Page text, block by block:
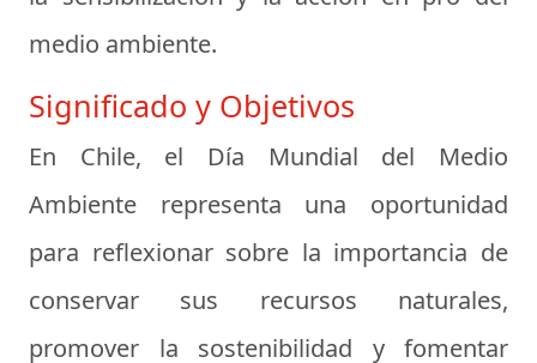
medio ambiente.
Significado y Objetivos
En Chile, el Día Mundial del Medio
Ambiente representa una oportunidad
para reflexionar sobre la importancia de
conservar sus recursos naturales,
promover la sostenibilidad y fomentar